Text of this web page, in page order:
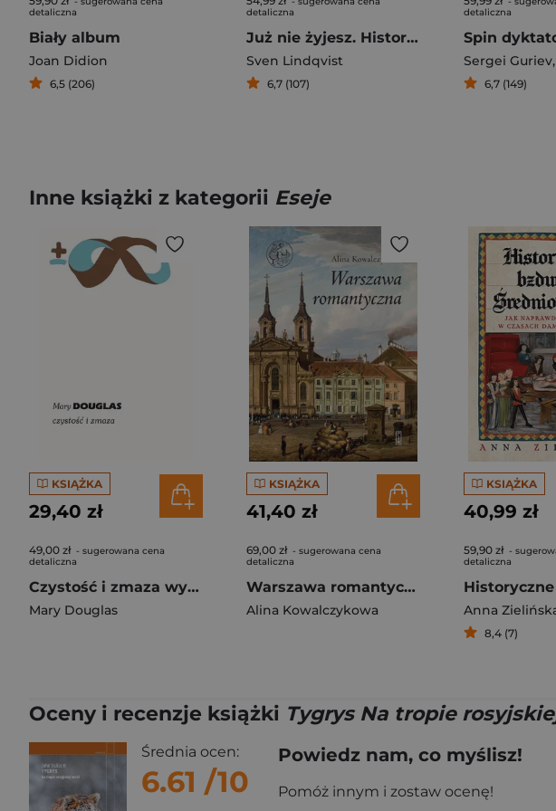
detaliczna
Biały album
Joan Didion
6,5 (206)
detaliczna
Już nie żyjesz. Historia bombardowania
Sven Lindqvist
6,7 (107)
detaliczna
Sergei Guriev,
6,7 (149)
Inne książki z kategorii Eseje
KSIĄŻKA
29,40 zł
49,00 zł - sugerowana cena
detaliczna
Czystość i zmaza wyd. 2
Mary Douglas
KSIĄŻKA
41,40 zł
69,00 zł - sugerowana cena
detaliczna
Warszawa romantyczna wyd. 2
Alina Kowalczykowa
KSIĄŻKA
40,99 zł
59,90 zł -
detaliczna
Anna
8,4 (7)
Oceny i recenzje książki Tygrys Na tropie
Średnia ocen:
6.61 /10
Powiedz nam, co myślisz!
Pomóż innym i zostaw ocenę!